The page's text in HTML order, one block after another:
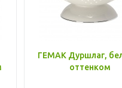
ГЕМАК Дуршлаг,
оттенком